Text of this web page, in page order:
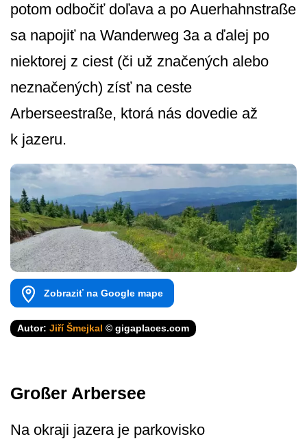
potom odbočiť doľava a po Auerhahnstraße
sa napojiť na Wanderweg 3a a ďalej po
niektorej z ciest (či už značených alebo
neznačených) zísť na ceste
Arberseestraße, ktorá nás dovedie až
k jazeru.
Zobraziť na Google mape
Autor: Jiří Šmejkal © gigaplaces.com
Großer Arbersee
Na okraji jazera je parkovisko